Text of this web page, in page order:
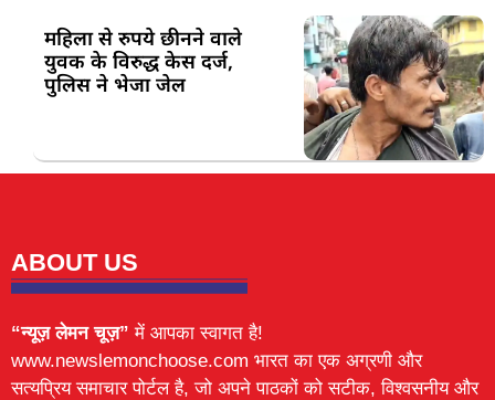
महिला से रुपये छीनने वाले
युवक के विरुद्ध केस दर्ज,
पुलिस ने भेजा जेल
ABOUT US
“न्यूज़ लेमन चूज़” में आपका स्वागत है!
www.newslemonchoose.com भारत का एक अग्रणी और
सत्यप्रिय समाचार पोर्टल है, जो अपने पाठकों को सटीक, विश्वसनीय और